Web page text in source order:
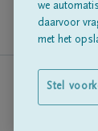
we
daarvoor
met het
Stel